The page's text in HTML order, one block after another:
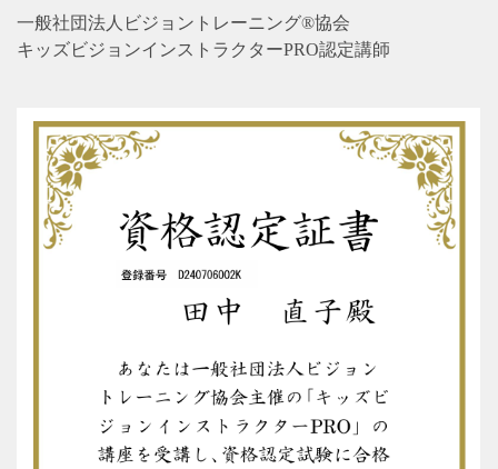
一般社団法人ビジョントレーニング®協会
キッズビジョンインストラクターPRO認定講師